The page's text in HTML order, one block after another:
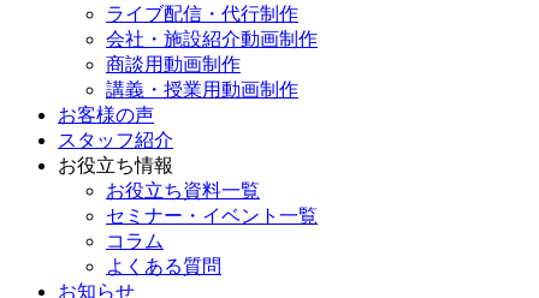
ライブ配信・代行制作
会社・施設紹介動画制作
商談用動画制作
講義・授業用動画制作
お客様の声
スタッフ紹介
お役立ち情報
お役立ち資料一覧
セミナー・イベント一覧
コラム
よくある質問
お知らせ